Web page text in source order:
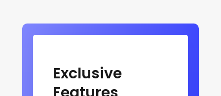
Exclusive